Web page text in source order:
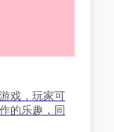
戏，玩家可
的乐趣，同